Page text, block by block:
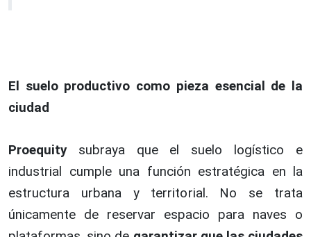
El suelo productivo como pieza esencial de la
ciudad
Proequitysubraya que el suelo logístico e
industrial cumple una función estratégica en la
estructura urbana y territorial. No se trata
únicamente de reservar espacio para naves o